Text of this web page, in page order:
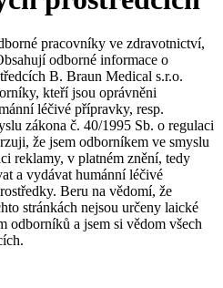
infekcí
kvalitní dialyzační péči ve všech
republice. Více informací se
středisek.
​v B. Braun. Vyhledejte náš trh
odběru newsletteru
pracovníky ve zdravotnictví,
odborné informace o
B. Braun Medical s.r.o.
kteří jsou oprávněni
léčivé přípravky, resp.
zákona č. 40/1995 Sb. o regulaci
že jsem odborníkem ve smyslu
reklamy, v platném znění, tedy
a vydávat humánní léčivé
Beru na vědomí, že
stránkách nejsou určeny laické
odborníků a jsem si vědom všech